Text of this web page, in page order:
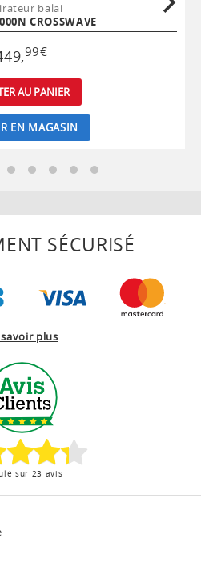
balai
CROSSWAVE
,99€
AU PANIER
EN MAGASIN
SÉCURISÉ
savoir plus
sur 23 avis